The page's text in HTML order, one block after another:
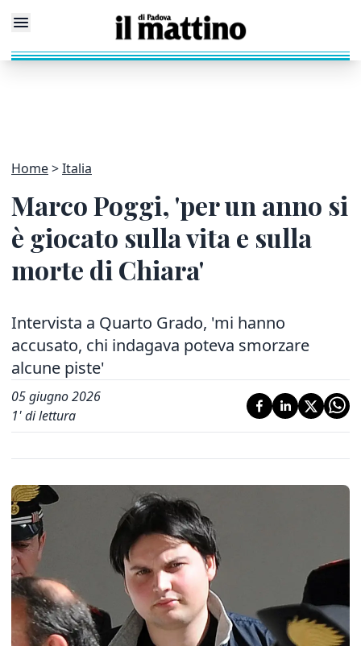
Home Italia
Marco Poggi, 'per un anno si
è giocato sulla vita e sulla
morte di Chiara'
Intervista a Quarto Grado, 'mi hanno
accusato, chi indagava poteva smorzare
alcune piste'
05 giugno 2026
1' di lettura